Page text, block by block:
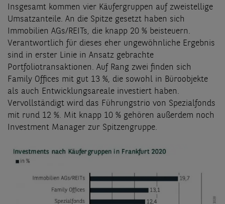
Insgesamt kommen vier Käufergruppen auf zweistellige
Umsatzanteile. An die Spitze gesetzt haben sich
Immobilien AGs/REITs, die knapp 20 % beisteuern.
Verantwortlich für dieses eher ungewöhnliche Ergebnis
sind in erster Linie in Ansatz gebrachte
Portfoliotransaktionen. Auf Rang zwei finden sich
Family Offices mit gut 13 %, die sowohl in Büroobjekte
als auch Entwicklungsareale investiert haben.
Vervollständigt wird das Führungstrio von Spezialfonds
mit rund 12 %. Mit knapp 10 % gehören außerdem noch
Investment Manager zur Spitzengruppe.